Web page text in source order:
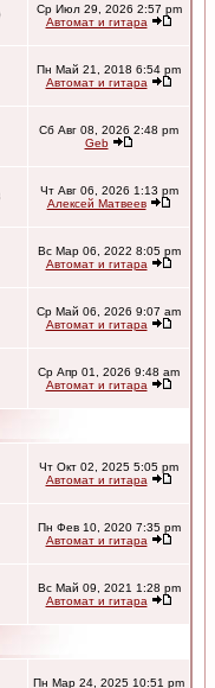
Ср Июл 29, 2026 2:57 pm
Автомат и гитара
Пн Май 21, 2018 6:54 pm
Автомат и гитара
Сб Авг 08, 2026 2:48 pm
Geb
Чт Авг 06, 2026 1:13 pm
Алексей Матвеев
Вс Мар 06, 2022 8:05 pm
Автомат и гитара
Ср Май 06, 2026 9:07 am
Автомат и гитара
Ср Апр 01, 2026 9:48 am
Автомат и гитара
Чт Окт 02, 2025 5:05 pm
Автомат и гитара
Пн Фев 10, 2020 7:35 pm
Автомат и гитара
Вс Май 09, 2021 1:28 pm
Автомат и гитара
Пн Мар 24, 2025 10:51 pm